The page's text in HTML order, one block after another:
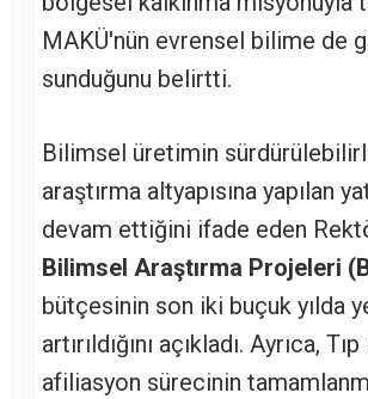
MAKÜ'nün evrensel bilime de
sunduğunu belirtti.
Bilimsel üretimin
araştırma altyapısına yapılan
devam ettiğini ifade eden
Bilimsel Araştırma Projeleri
bütçesinin son iki buçuk yılda
artırıldığını açıkladı. Ayrıca,
afiliasyon sürecinin